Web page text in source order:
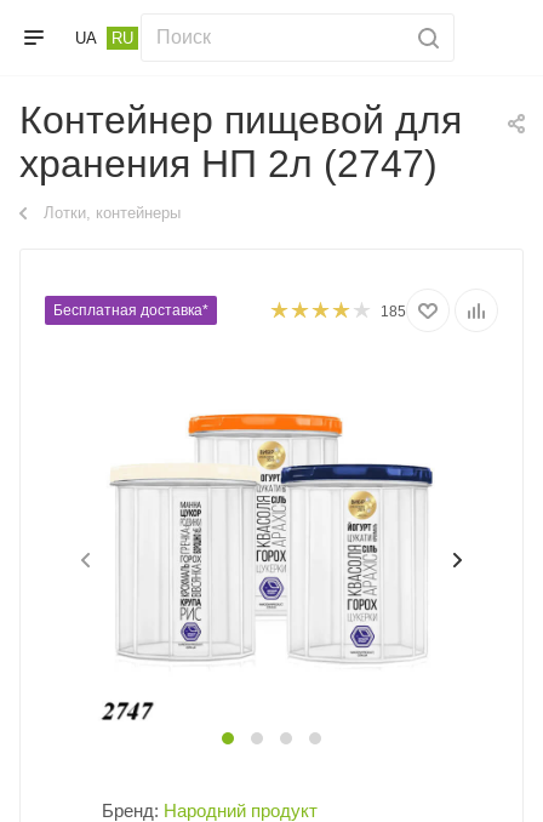
UA RU
Контейнер пищевой для
хранения НП 2л (2747)
Лотки, контейнеры
Бесплатная доставка* 185
Бренд: Народний продукт